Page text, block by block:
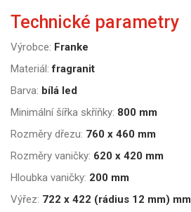
Technické parametry
Výrobce: Franke
Materiál: fragranit
Barva: bílá led
Minimální šířka skříňky: 800 mm
Rozměry dřezu: 760 x 460 mm
Rozměry vaničky: 620 x 420 mm
Hloubka vaničky: 200 mm
Výřez: 722 x 422 (rádius 12 mm) mm